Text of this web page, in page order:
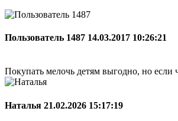
Пользователь 1487 14.03.2017 10:26:21
Покупать мелочь детям выгодно, но если
Наталья 21.02.2026 15:17:19